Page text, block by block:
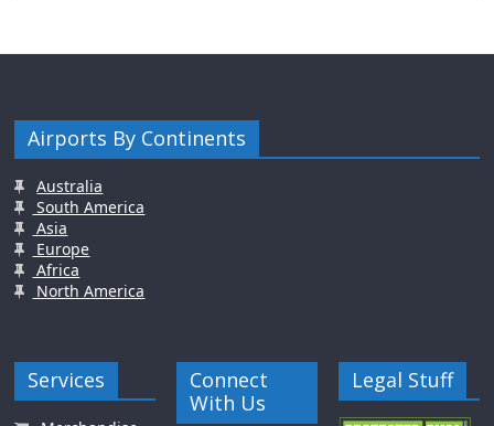
Airports By Continents
Australia
South America
Asia
Europe
Africa
North America
Services
Connect
With Us
Legal Stuff